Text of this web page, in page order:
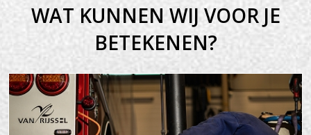
WAT KUNNEN WIJ VOOR JE
BETEKENEN?